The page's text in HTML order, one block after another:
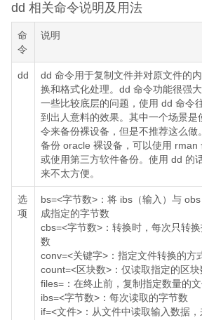
dd 相关命令说明及用法
命
令
说明
dd
dd 命令用于复制文件并对原文件的
换和格式化处理。dd 命令功能很强
一些比较底层的问题，使用 dd 命令
到出人意料的效果。其中一个场景是
令来备份裸设备，但是不推荐这么做
备份 oracle 裸设备，可以使用 rman
或使用第三方软件备份。使用 dd 的
来不太方便。
选
项
bs=<字节数>：将 ibs（输入）与
成指定的字节数
cbs=<字节数>：转换时，每次只转
数
conv=<关键字>：指定文件转换的方
count=<区块数>：仅读取指定的区块
files= ：在终止前，复制指定数量的
ibs=<字节数>：每次读取的字节数
if=<文件>：从文件中读取输入数据